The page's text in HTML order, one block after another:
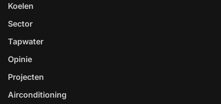
Koelen
Sector
Tapwater
Opinie
Projecten
Airconditioning